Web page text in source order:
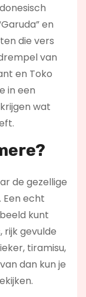
en
die vers
van
en Toko
in een
wat
de gezellige
Een echt
kunt
rijk gevulde
tiramisu,
dan kun je